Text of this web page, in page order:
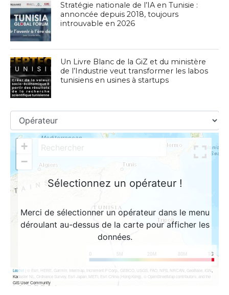
Stratégie nationale de l’IA en Tunisie :
annoncée depuis 2018, toujours
introuvable en 2026
Un Livre Blanc de la GiZ et du ministère
de l’Industrie veut transformer les labos
tunisiens en usines à startups